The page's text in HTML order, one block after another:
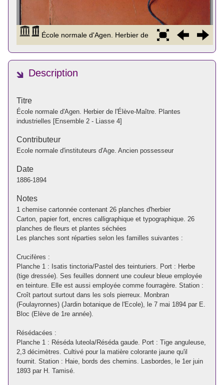
Description
Titre
École normale d'Agen. Herbier de l'Élève-Maître. Plantes
industrielles [Ensemble 2 - Liasse 4]
Contributeur
Ecole normale d'instituteurs d'Age. Ancien possesseur
Date
1886-1894
Notes
1 chemise cartonnée contenant 26 planches d'herbier
Carton, papier fort, encres calligraphique et typographique. 26
planches de fleurs et plantes séchées
Les planches sont réparties selon les familles suivantes :
Crucifères :
Planche 1 : Isatis tinctoria/Pastel des teinturiers. Port : Herbe
(tige dressée). Ses feuilles donnent une couleur bleue employée
en teinture. Elle est aussi employée comme fourragère. Station :
Croît partout surtout dans les sols pierreux. Monbran
(Foulayronnes) (Jardin botanique de l'Ecole), le 7 mai 1894 par E.
Bloc (Elève de 1re année).
Résédacées :
Planche 1 : Réséda luteola/Réséda gaude. Port : Tige anguleuse,
2,3 décimètres. Cultivé pour la matière colorante jaune qu'il
fournit. Station : Haie, bords des chemins. Lasbordes, le 1er juin
1893 par H. Tamisé.